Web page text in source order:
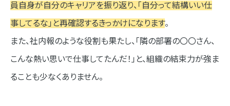
員自身が自分のキャリアを振り返り、「自分って結構いい仕
事してるな」と再確認するきっかけになります。
また、社内報のような役割も果たし、「隣の部署の〇〇さん、
こんな熱い思いで仕事してたんだ！」と、組織の結束力が強ま
ることも少なくありません。